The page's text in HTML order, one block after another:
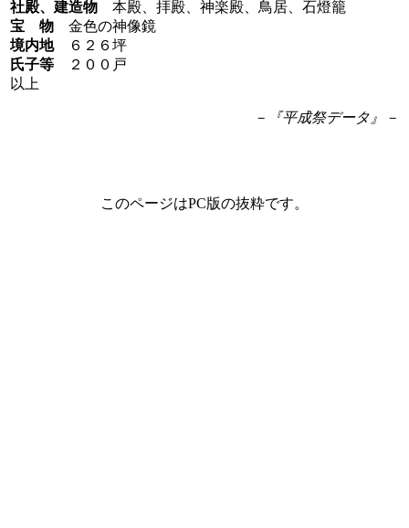
社殿、建造物 本殿、拝殿、神楽殿、鳥居、石燈籠
宝 物 金色の神像鏡
境内地６２６坪
氏子等 ２００戸
以上
－『平成祭データ』－
このページはPC版の抜粋です。